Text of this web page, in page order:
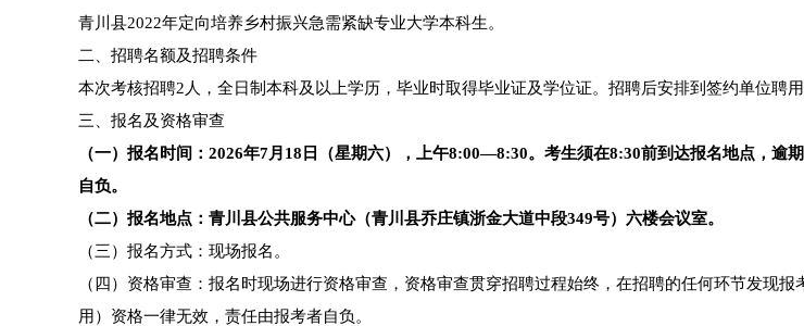
青川县2022年定向培养乡村振兴急需紧缺专业大学本科生。
二、招聘名额及招聘条件
本次考核招聘2人，全日制本科及以上学历，毕业时取得毕业证及学位证。招聘后安排到签约单位聘用
三、报名及资格审查
（一）报名时间：2026年7月18日（星期六），上午8:00—8:30。考生须在8:30前到达报名地点，逾
自负。
（二）报名地点：青川县公共服务中心（青川县乔庄镇浙金大道中段349号）六楼会议室。
（三）报名方式：现场报名。
（四）资格审查：报名时现场进行资格审查，资格审查贯穿招聘过程始终，在招聘的任何环节发现
用）资格一律无效，责任由报考者自负。